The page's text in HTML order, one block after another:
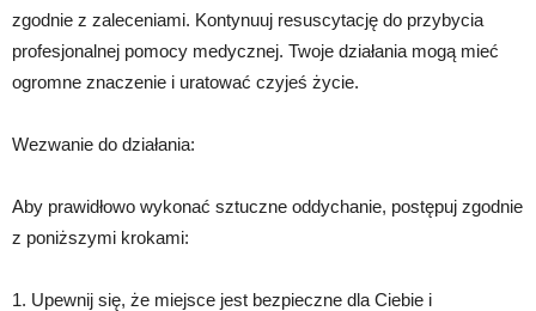
zgodnie z zaleceniami. Kontynuuj resuscytację do przybycia
profesjonalnej pomocy medycznej. Twoje działania mogą mieć
ogromne znaczenie i uratować czyjeś życie.
Wezwanie do działania:
Aby prawidłowo wykonać sztuczne oddychanie, postępuj zgodnie
z poniższymi krokami:
1. Upewnij się, że miejsce jest bezpieczne dla Ciebie i